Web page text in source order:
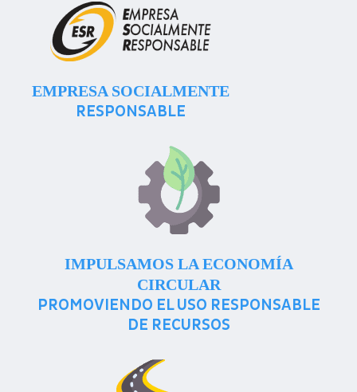
EMPRESA SOCIALMENTE
RESPONSABLE
IMPULSAMOS LA ECONOMÍA
CIRCULAR
PROMOVIENDO EL USO RESPONSABLE
DE RECURSOS